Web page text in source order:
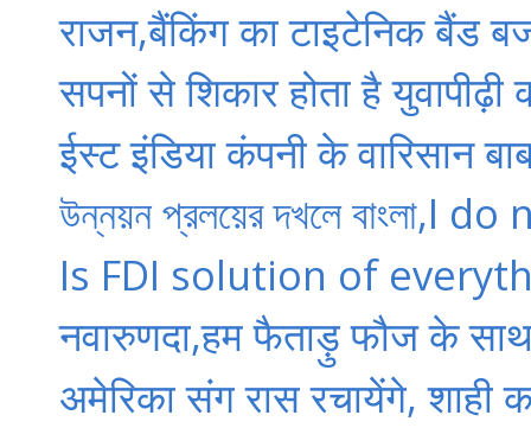
राजन,बैंकिंग का टाइटेनिक बैंड
सपनों से शिकार होता है
ईस्ट इंडिया कंपनी के वारिसान
উন্নয়ন প্রলয়ের দখলে
Is FDI solution of
नवारुणदा,हम फैताड़ु फौज के
अमेरिका संग रास रचायेंगे, शाही